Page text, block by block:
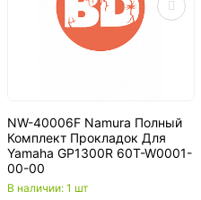
NW-40006F Namura Полный
Комплект Прокладок Для
Yamaha GP1300R 60T-W0001-
00-00
В наличии: 1 шт